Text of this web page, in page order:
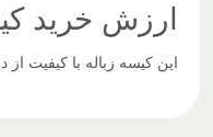
ارزش خرید
این کیسه زباله با کیفیت